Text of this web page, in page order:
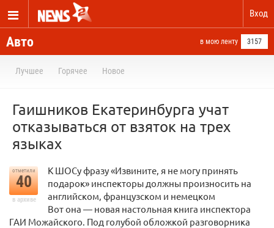
Вход
Авто в мою ленту 3157
Лучшее Горячее Новое
Гаишников Екатеринбурга учат
отказываться от взяток на трех
языках
отметили
40
в архиве
К ШОСу фразу «Извините, я не могу принять
подарок» инспекторы должны произносить на
английском, французском и немецком
Вот она — новая настольная книга инспектора
ГАИ Можайского. Под голубой обложкой разговорника